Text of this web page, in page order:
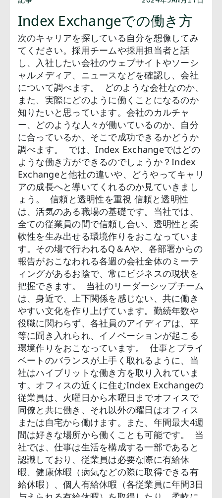
Index Exchangeでの働き方
次のキャリアを探している自分を想像してみ
てください。採用チームや採用担当者と話
し、入社したい会社のウェブサイトやソーシ
ャルメディア、ニュースなどを確認し、会社
について調べます。 どのような会社なのか、
また、実際にどのように働くことになるのか
知りたいと思っています。会社のカルチャ
ー、どのような人々が働いているのか、自分
に合っているか、そこで成功できるかどうか
調べます。 では、Index Exchangeではどの
ような働き方ができるのでしょうか？Index
Exchangeと他社の違いや、どうやってキャリ
アの成長へと導いてくれるのか見ていきまし
ょう。 信頼と透明性を重視 信頼と透明性
は、活気のある職場の基礎です。当社では、
全ての従業員の間で信頼し合い、透明性と柔
軟性を生み出せる環境作りをおこなっていま
す。その場で行われるQ＆Aや、各部署からの
報告がおこなわれる各週の会社全体のミーテ
ィングがあるお陰で、常にビジネスの現状を
把握できます。 当社のリーダーシップチーム
は、身近で、上下関係を感じない、共に働き
やすい文化を作り上げています。勤続年数や
役職に関わらず、各社員のアイディアは、平
等に聞き入れられ、イノベーションが起こる
環境作りをおこなっています。 仕事とプライ
ベートのバランスが上手く取れるように、当
社はハイブリットな働き方を取り入れていま
す。オフィスの近くに住むIndex Exchangeの
従業員は、火曜日から木曜日までオフィスで
同僚と共に働き、それ以外の曜日はオフィス
または自宅から働けます。また、年間最大4週
間は好きな場所から働くことも可能です。 当
社では、仕事は生活を構成する一部であると
認識しており、従業員は必要な際に有給休
暇、健康休暇（病気などの際に取得できる有
給休暇）、個人有給休暇（各従業員に年間3日